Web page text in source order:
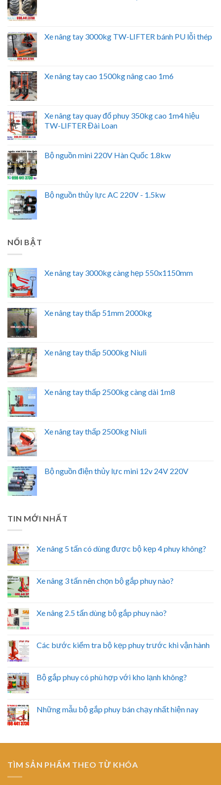
Xe nâng tay 3000kg TW-LIFTER bánh PU lỗi thép
Xe nâng tay cao 1500kg nâng cao 1m6
Xe nâng tay quay đổ phuy 350kg cao 1m4 hiệu
TW-LIFTER Đài Loan
Bộ nguồn mini 220V Hàn Quốc 1.8kw
Bộ nguồn thủy lực AC 220V - 1.5kw
NỔI BẬT
Xe nâng tay 3000kg càng hẹp 550x1150mm
Xe nâng tay thấp 51mm 2000kg
Xe nâng tay thấp 5000kg Niuli
Xe nâng tay thấp 2500kg càng dài 1m8
Xe nâng tay thấp 2500kg Niuli
Bộ nguồn điện thủy lực mini 12v 24V 220V
TIN MỚI NHẤT
Xe nâng 5 tấn có dùng được bộ kẹp 4 phuy không?
Xe nâng 3 tấn nên chọn bộ gắp phuy nào?
Xe nâng 2.5 tấn dùng bộ gắp phuy nào?
Các bước kiểm tra bộ kẹp phuy trước khi vận hành
Bộ gắp phuy có phù hợp với kho lạnh không?
Những mẫu bộ gắp phuy bán chạy nhất hiện nay
TÌM SẢN PHẨM THEO TỪ KHÓA